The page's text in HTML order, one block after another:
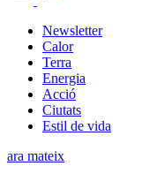
Newsletter
Calor
Terra
Energia
Acció
Ciutats
Estil de vida
ara mateix